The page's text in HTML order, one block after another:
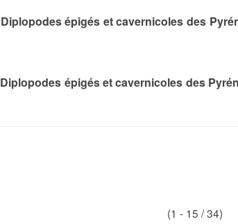
Diplopodes épigés et cavernicoles des
Diplopodes épigés et cavernicoles des
(1 - 15 / 34)